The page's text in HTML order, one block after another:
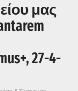
μας
27-4-